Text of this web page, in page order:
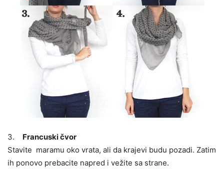
3. Francuski čvor
Stavite maramu oko vrata, ali da krajevi budu pozadi. Zatim
ih ponovo prebacite napred i vežite sa strane.